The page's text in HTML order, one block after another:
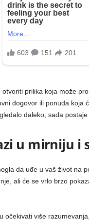
prilika koja može
dogovor ili ponuda koja
daleko, sada
u mirniju i
da uđe u vaš život na
ali će se vrlo brzo
očekivati više